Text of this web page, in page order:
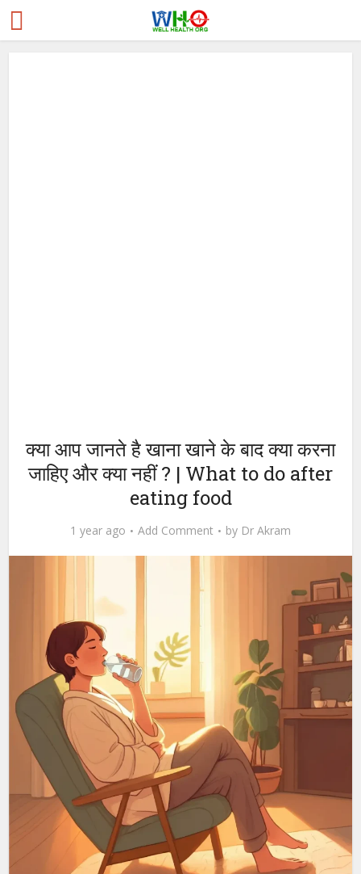
क्या आप जानते है खाना खाने के बाद क्या करना
जाहिए और क्या नहीं ? | What to do after
eating food
1 year ago Add Comment by Dr Akram